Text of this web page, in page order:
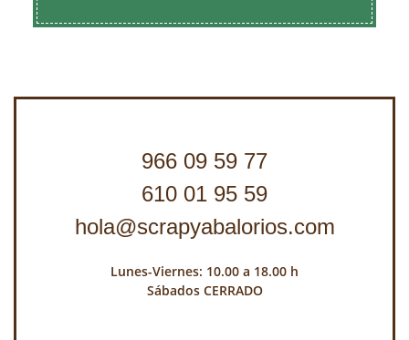
966 09 59 77
610 01 95 59
hola@scrapyabalorios.com
Lunes-Viernes: 10.00 a 18.00 h
Sábados CERRADO